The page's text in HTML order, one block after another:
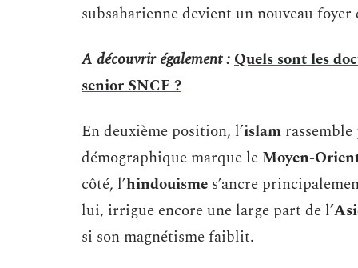
subsaharienne devient un nouveau foyer
A découvrir également :Quels sont les
senior SNCF ?
En deuxième position, l’islam
démographique marque le Moyen-
côté, l’hindouisme s’ancre
lui, irrigue encore une large part de l’
si son magnétisme faiblit.